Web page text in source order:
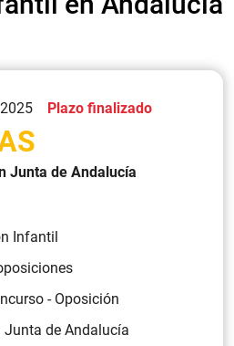
Plazo finalizado
Junta de Andalucía
Infantil
- Oposición
Junta de Andalucía